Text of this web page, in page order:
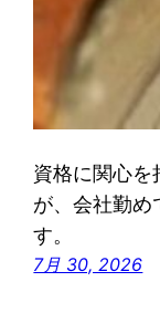
資格に関心を
が、会社勤め
す。
7月 30, 2026